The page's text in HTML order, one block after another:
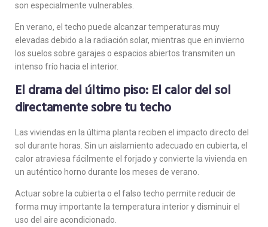
son especialmente vulnerables.
En verano, el techo puede alcanzar temperaturas muy
elevadas debido a la radiación solar, mientras que en invierno
los suelos sobre garajes o espacios abiertos transmiten un
intenso frío hacia el interior.
El drama del último piso: El calor del sol
directamente sobre tu techo
Las viviendas en la última planta reciben el impacto directo del
sol durante horas. Sin un aislamiento adecuado en cubierta, el
calor atraviesa fácilmente el forjado y convierte la vivienda en
un auténtico horno durante los meses de verano.
Actuar sobre la cubierta o el falso techo permite reducir de
forma muy importante la temperatura interior y disminuir el
uso del aire acondicionado.